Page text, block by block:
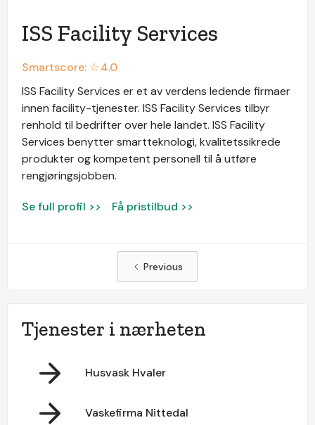
ISS Facility Services
Smartscore: ☆4.0
ISS Facility Services er et av verdens ledende firmaer
innen facility-tjenester. ISS Facility Services tilbyr
renhold til bedrifter over hele landet. ISS Facility
Services benytter smartteknologi, kvalitetssikrede
produkter og kompetent personell til å utføre
rengjøringsjobben.
Se full profil >> Få pristilbud >>
Previous
Tjenester i nærheten
Husvask Hvaler
Vaskefirma Nittedal